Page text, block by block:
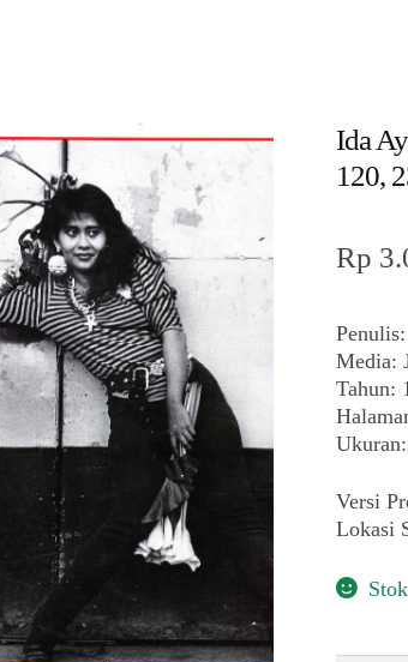
Ida
120,
Rp
Media:
Tahun:
Versi
Lokasi